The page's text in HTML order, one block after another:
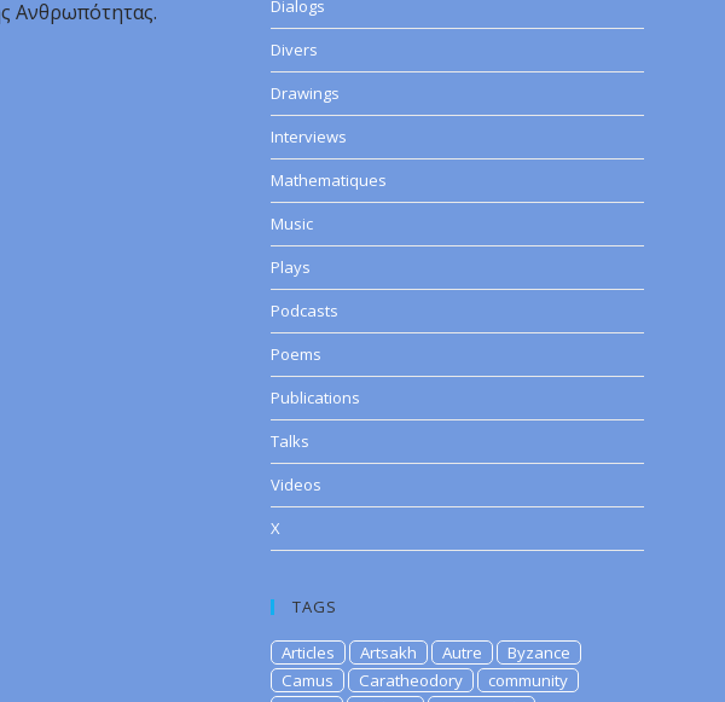
Ανθρωπότητας.
Dialogs
Divers
Drawings
Interviews
Mathematiques
Music
Plays
Podcasts
Poems
Publications
Talks
Videos
X
TAGS
Articles Artsakh Autre
Byzance
Camus
Caratheodory
community